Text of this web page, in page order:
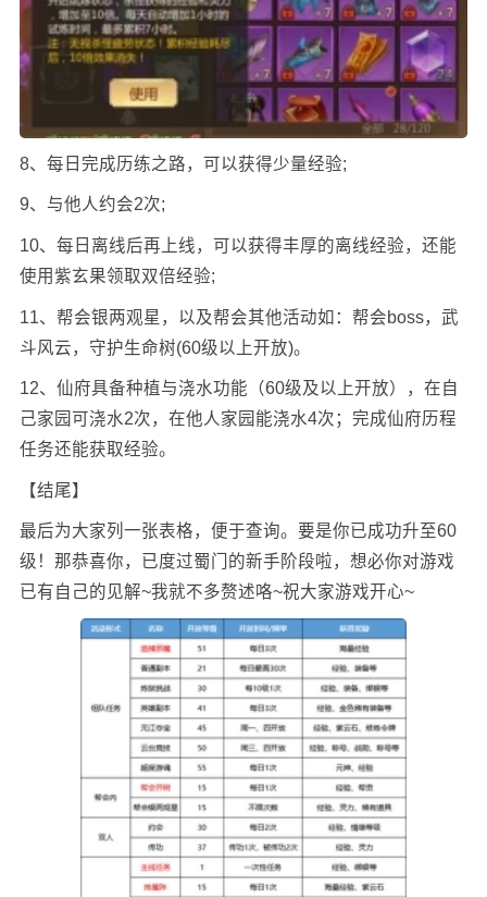
8、每日完成历练之路，可以获得少量经验;
9、与他人约会2次;
10、每日离线后再上线，可以获得丰厚的离线经验，还能
使用紫玄果领取双倍经验;
11、帮会银两观星，以及帮会其他活动如：帮会boss，武
斗风云，守护生命树(60级以上开放)。
12、仙府具备种植与浇水功能（60级及以上开放），在自
己家园可浇水2次，在他人家园能浇水4次；完成仙府历程
任务还能获取经验。
【结尾】
最后为大家列一张表格，便于查询。要是你已成功升至60
级！那恭喜你，已度过蜀门的新手阶段啦，想必你对游戏
已有自己的见解~我就不多赘述咯~祝大家游戏开心~